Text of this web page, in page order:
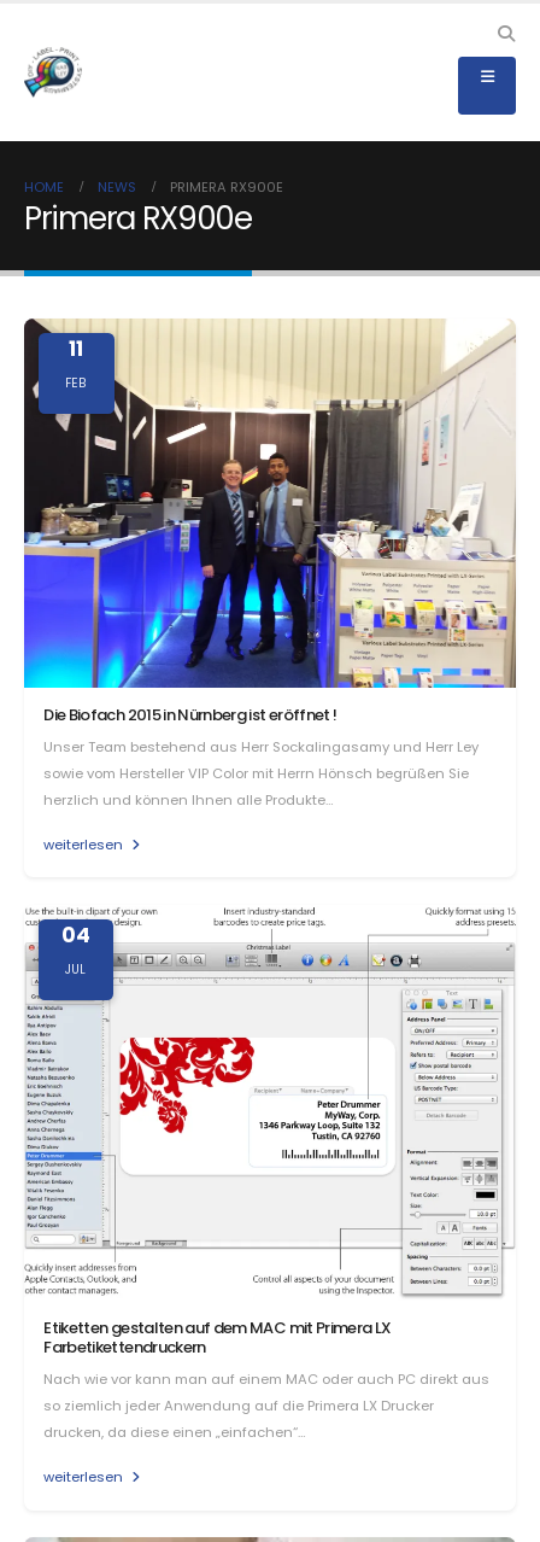
HOME NEWS PRIMERA RX900E
Primera RX900e
11
FEB
Die Biofach 2015 in Nürnberg ist eröffnet !
Unser Team bestehend aus Herr Sockalingasamy und Herr Ley
sowie vom Hersteller VIP Color mit Herrn Hönsch begrüßen Sie
herzlich und können Ihnen alle Produkte…
weiterlesen
04
JUL
Etiketten gestalten auf dem MAC mit Primera LX
Farbetikettendruckern
Nach wie vor kann man auf einem MAC oder auch PC direkt aus
so ziemlich jeder Anwendung auf die Primera LX Drucker
drucken, da diese einen „einfachen“…
weiterlesen